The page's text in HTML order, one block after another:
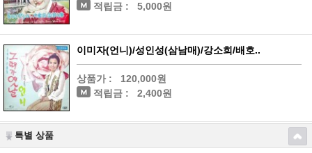
적립금 :
5,000원
이미자(언니)/성인성(삼남매)/강소희/배호..
상품가 :
120,000원
적립금 :
2,400원
특별 상품